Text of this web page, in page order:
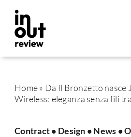
contenuto
per:
Home» Da Il Bronzetto nasce
Wireless: eleganza senza fili
Contract• Design • News •